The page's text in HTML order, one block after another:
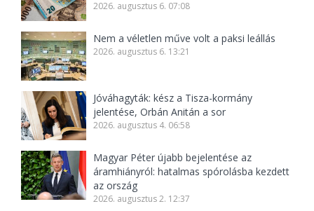
2026. augusztus 6. 07:08
Nem a véletlen műve volt a paksi leállás
2026. augusztus 6. 13:21
Jóváhagyták: kész a Tisza-kormány
jelentése, Orbán Anitán a sor
2026. augusztus 4. 06:58
Magyar Péter újabb bejelentése az
áramhiányról: hatalmas spórolásba kezdett
az ország
2026. augusztus 2. 12:37